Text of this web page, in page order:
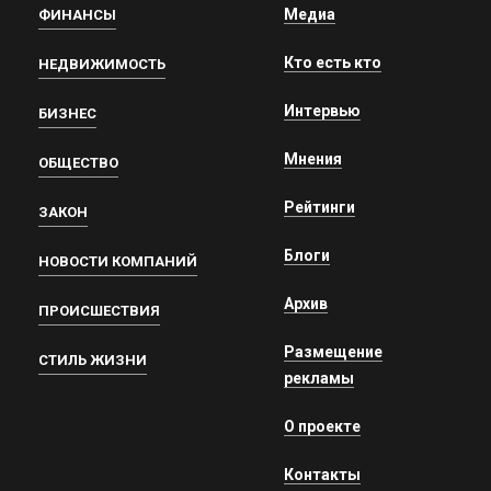
ФИНАНСЫ
НЕДВИЖИМОСТЬ
БИЗНЕС
ОБЩЕСТВО
ЗАКОН
НОВОСТИ КОМПАНИЙ
ПРОИСШЕСТВИЯ
СТИЛЬ ЖИЗНИ
Медиа
Кто есть кто
Интервью
Мнения
Рейтинги
Блоги
Архив
Размещение
рекламы
О проекте
Контакты